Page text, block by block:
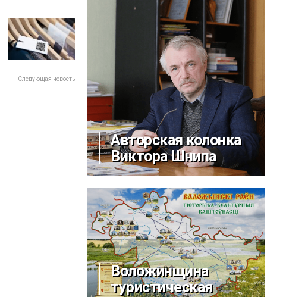
Следующая новость
Авторская колонка
Виктора Шнипа
Воложинщина
туристическая